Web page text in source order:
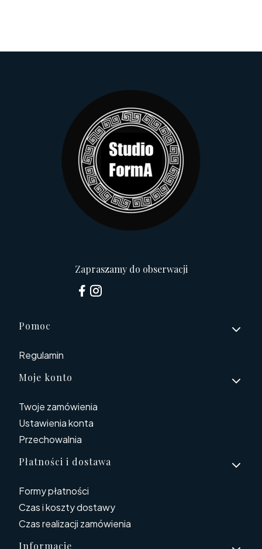
Zapraszamy do obserwacji
Linki w stopce
Pomoc
Regulamin
Moje konto
Twoje zamówienia
Ustawienia konta
Przechowalnia
Płatności i dostawa
Formy płatności
Czas i koszty dostawy
Czas realizacji zamówienia
Informacje